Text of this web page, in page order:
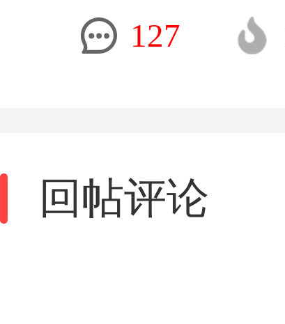
127
回帖评论